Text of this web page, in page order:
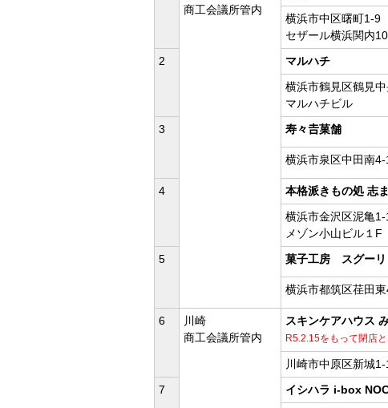
商工会議所管内
横浜市中区曙町1-9
セザール横浜関内
2 マルハチ
横浜市鶴見区鶴見
マルハチビル
3 寿々𠮷菓舗
横浜市泉区中田南4-
4 本格派きもの処 志
横浜市金沢区泥亀
メゾン小山ビル１F
5 菓子工房 スグーリ
横浜市都筑区荏田
6
川崎
商工会議所管内
スキンケアハウス
R5.2.15をもって閉店
川崎市中原区新城
7
イシハラ i-box